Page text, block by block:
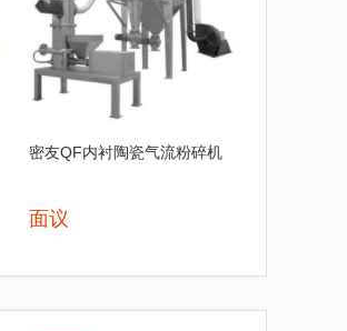
密友QF内衬陶瓷气流粉碎机
面议